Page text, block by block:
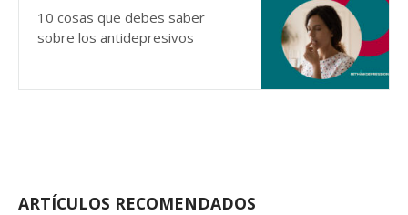
10 cosas que debes saber
sobre los antidepresivos
ARTÍCULOS RECOMENDADOS